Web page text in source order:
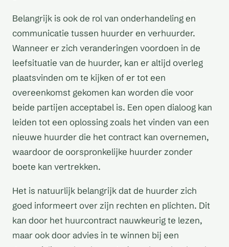
Belangrijk is ook de rol van onderhandeling en
communicatie tussen huurder en verhuurder.
Wanneer er zich veranderingen voordoen in de
leefsituatie van de huurder, kan er altijd overleg
plaatsvinden om te kijken of er tot een
overeenkomst gekomen kan worden die voor
beide partijen acceptabel is. Een open dialoog kan
leiden tot een oplossing zoals het vinden van een
nieuwe huurder die het contract kan overnemen,
waardoor de oorspronkelijke huurder zonder
boete kan vertrekken.
Het is natuurlijk belangrijk dat de huurder zich
goed informeert over zijn rechten en plichten. Dit
kan door het huurcontract nauwkeurig te lezen,
maar ook door advies in te winnen bij een